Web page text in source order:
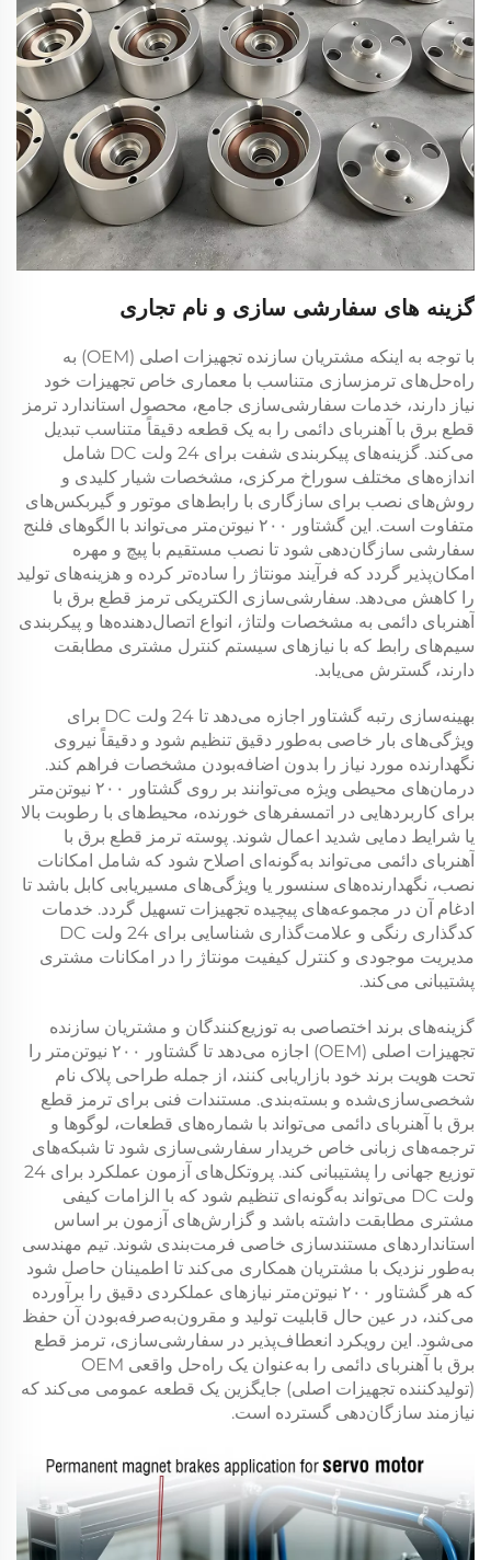
گزینه های سفارشی سازی و نام تجاری
با توجه به اینکه مشتریان سازنده تجهیزات اصلی (OEM) به
راه‌حل‌های ترمزسازی متناسب با معماری خاص تجهیزات خود
نیاز دارند، خدمات سفارشی‌سازی جامع، محصول استاندارد ترمز
قطع برق با آهنربای دائمی را به یک قطعه دقیقاً متناسب تبدیل
می‌کند. گزینه‌های پیکربندی شفت برای 24 ولت DC
شامل
اندازه‌های مختلف سوراخ مرکزی، مشخصات شیار کلیدی و
روش‌های نصب برای سازگاری با رابط‌های موتور و گیربکس‌های
متفاوت است. این گشتاور ۲۰۰ نیوتن‌متر
می‌تواند با الگوهای فلنج
سفارشی سازگان‌دهی شود تا نصب مستقیم با پیچ و مهره
امکان‌پذیر گردد که فرآیند مونتاژ را ساده‌تر کرده و هزینه‌های تولید
را کاهش می‌دهد. سفارشی‌سازی الکتریکی ترمز قطع برق با
آهنربای دائمی به مشخصات ولتاژ، انواع اتصال‌دهنده‌ها و پیکربندی
سیم‌های رابط که با نیازهای سیستم کنترل مشتری مطابقت
دارند، گسترش می‌یابد.
بهینه‌سازی رتبه گشتاور اجازه می‌دهد تا 24 ولت DC
برای
ویژگی‌های بار خاصی به‌طور دقیق تنظیم شود و دقیقاً نیروی
نگهدارنده مورد نیاز را بدون اضافه‌بودن مشخصات فراهم کند.
درمان‌های محیطی ویژه می‌توانند بر روی گشتاور ۲۰۰ نیوتن‌متر
برای کاربردهایی در اتمسفرهای خورنده، محیط‌های با رطوبت بالا
یا شرایط دمایی شدید اعمال شوند. پوسته ترمز قطع برق با
آهنربای دائمی می‌تواند به‌گونه‌ای اصلاح شود که شامل امکانات
نصب، نگهدارنده‌های سنسور یا ویژگی‌های مسیریابی کابل باشد تا
ادغام آن در مجموعه‌های پیچیده تجهیزات تسهیل گردد. خدمات
کدگذاری رنگی و علامت‌گذاری شناسایی برای 24 ولت DC
مدیریت موجودی و کنترل کیفیت مونتاژ را در امکانات مشتری
پشتیبانی می‌کند.
گزینه‌های برند اختصاصی به توزیع‌کنندگان و مشتریان سازنده
تجهیزات اصلی (OEM) اجازه می‌دهد تا
گشتاور ۲۰۰ نیوتن‌متر
را
تحت هویت برند خود بازاریابی کنند، از جمله طراحی پلاک نام
شخصی‌سازی‌شده و بسته‌بندی. مستندات فنی برای ترمز قطع
برق با آهنربای دائمی می‌تواند با شماره‌های قطعات، لوگوها و
ترجمه‌های زبانی خاص خریدار سفارشی‌سازی شود تا شبکه‌های
توزیع جهانی را پشتیبانی کند. پروتکل‌های آزمون عملکرد برای 24
ولت DC
می‌تواند به‌گونه‌ای تنظیم شود که با الزامات کیفی
مشتری مطابقت داشته باشد و گزارش‌های آزمون بر اساس
استانداردهای مستندسازی خاصی فرمت‌بندی شوند. تیم مهندسی
به‌طور نزدیک با مشتریان همکاری می‌کند تا اطمینان حاصل شود
که هر گشتاور ۲۰۰ نیوتن‌متر
نیازهای عملکردی دقیق را برآورده
می‌کند، در عین حال قابلیت تولید و مقرون‌به‌صرفه‌بودن آن حفظ
می‌شود. این رویکرد انعطاف‌پذیر در سفارشی‌سازی، ترمز قطع
برق با آهنربای دائمی
را به‌عنوان یک راه‌حل واقعی OEM
(تولیدکننده تجهیزات اصلی) جایگزین یک قطعه عمومی می‌کند که
نیازمند سازگان‌دهی گسترده است.